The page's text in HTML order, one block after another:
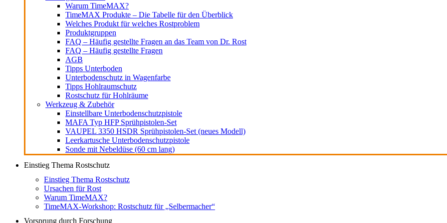
Warum TimeMAX?
TimeMAX Produkte – Die Tabelle für den Überblick
Welches Produkt für welches Rostproblem
Produktgruppen
FAQ – Häufig gestellte Fragen an das Team von Dr. Rost
FAQ – Häufig gestellte Fragen
AGB
Tipps Unterboden
Unterbodenschutz in Wagenfarbe
Tipps Hohlraumschutz
Rostschutz für Hohlräume
Werkzeug & Zubehör
Einstellbare Unterbodenschutzpistole
MAFA Typ HFP Sprühpistolen-Set
VAUPEL 3350 HSDR Sprühpistolen-Set (neues Modell)
Leerkartusche Unterbodenschutzpistole
Sonde mit Nebeldüse (60 cm lang)
Einstieg Thema Rostschutz
Einstieg Thema Rostschutz
Ursachen für Rost
Warum TimeMAX?
TimeMAX-Workshop: Rostschutz für „Selbermacher“
Vorsprung durch Forschung